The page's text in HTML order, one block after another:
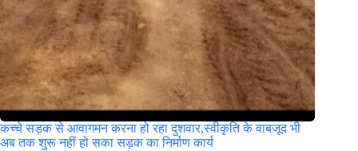
कच्चे सड़क से आवागमन करना हो रहा दुशवार,स्वीकृति के वाबजूद भी
अब तक शुरू नहीं हो सका सड़क का निर्माण कार्य